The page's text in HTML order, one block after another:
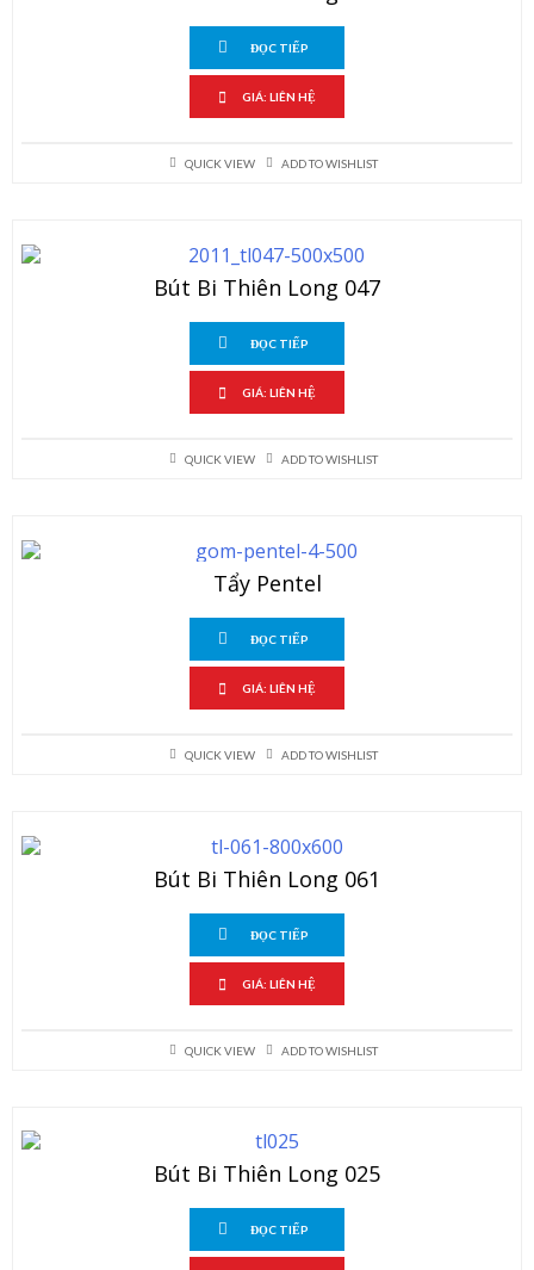
ĐỌC TIẾP
GIÁ: LIÊN HỆ
QUICK VIEW ADD TO WISHLIST
Bút Bi Thiên Long 047
ĐỌC TIẾP
GIÁ: LIÊN HỆ
QUICK VIEW ADD TO WISHLIST
Tẩy Pentel
ĐỌC TIẾP
GIÁ: LIÊN HỆ
QUICK VIEW ADD TO WISHLIST
Bút Bi Thiên Long 061
ĐỌC TIẾP
GIÁ: LIÊN HỆ
QUICK VIEW ADD TO WISHLIST
Bút Bi Thiên Long 025
ĐỌC TIẾP